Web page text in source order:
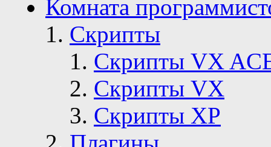
Комната
Скрипты
Скрипты VX
Скрипты VX
Скрипты ХР